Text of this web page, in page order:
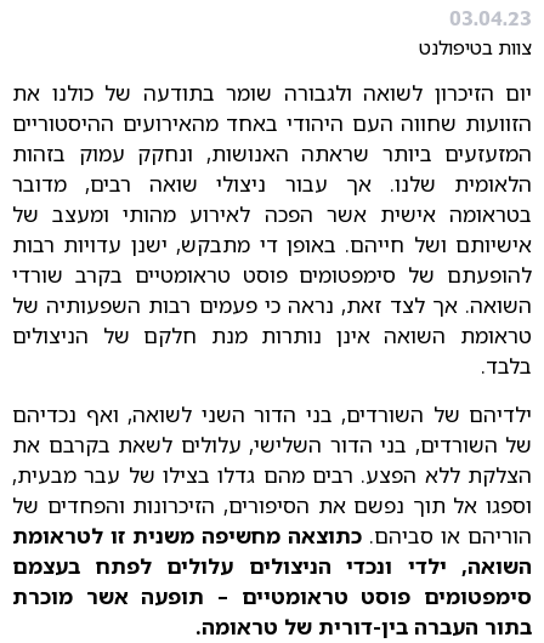
03.04.23
צוות בטיפולנט
יום הזיכרון לשואה ולגבורה שומר בתודעה של כולנו את
הזוועות שחווה העם היהודי באחד מהאירועים ההיסטוריים
המזעזעים ביותר שראתה האנושות, ונחקק עמוק בזהות
הלאומית שלנו. אך עבור ניצולי שואה רבים, מדובר
בטראומה אישית אשר הפכה לאירוע מהותי ומעצב של
אישיותם ושל חייהם. באופן די מתבקש, ישנן עדויות רבות
להופעתם של סימפטומים פוסט טראומטיים בקרב שורדי
השואה. אך לצד זאת, נראה כי פעמים רבות השפעותיה של
טראומת השואה אינן נותרות מנת חלקם של הניצולים
בלבד.
ילדיהם של השורדים, בני הדור השני לשואה, ואף נכדיהם
של השורדים, בני הדור השלישי, עלולים לשאת בקרבם את
הצלקת ללא הפצע. רבים מהם גדלו בצילו של עבר מבעית,
וספגו אל תוך נפשם את הסיפורים, הזיכרונות והפחדים של
הוריהם או סביהם. כתוצאה מחשיפה משנית זו לטראומת
השואה, ילדי ונכדי הניצולים עלולים לפתח בעצמם
סימפטומים פוסט טראומטיים – תופעה אשר מוכרת
בתור העברה בין-דורית של טראומה.